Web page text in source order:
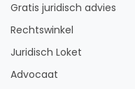
Gratis juridisch advies
Rechtswinkel
Juridisch Loket
Advocaat